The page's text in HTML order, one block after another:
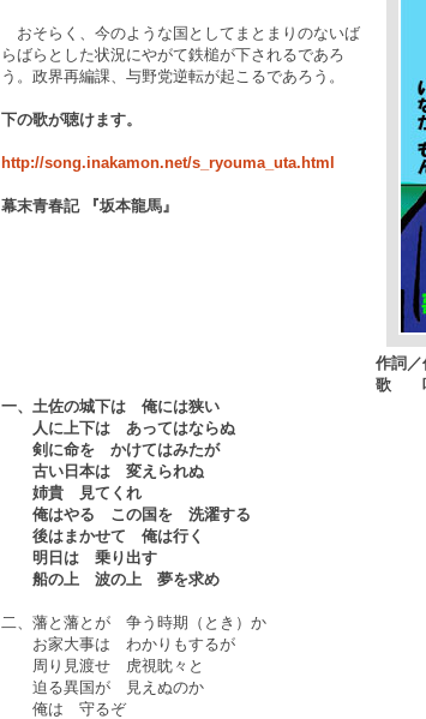
おそらく、今のような国としてまとまりのないば
らばらとした状況にやがて鉄槌が下されるであろ
う。政界再編課、与野党逆転が起こるであろう。
下の歌が聴けます。
http://song.inakamon.net/s_ryouma_uta.html
幕末青春記 『坂本龍馬』
作詞／作曲／編曲
歌 唱 旭
一、土佐の城下は 俺には狭い
人に上下は あってはならぬ
剣に命を かけてはみたが
古い日本は 変えられぬ
姉貴 見てくれ
俺はやる この国を 洗濯する
後はまかせて 俺は行く
明日は 乗り出す
船の上 波の上 夢を求め
二、藩と藩とが 争う時期（とき）か
お家大事は わかりもするが
周り見渡せ 虎視眈々と
迫る異国が 見えぬのか
俺は 守るぞ